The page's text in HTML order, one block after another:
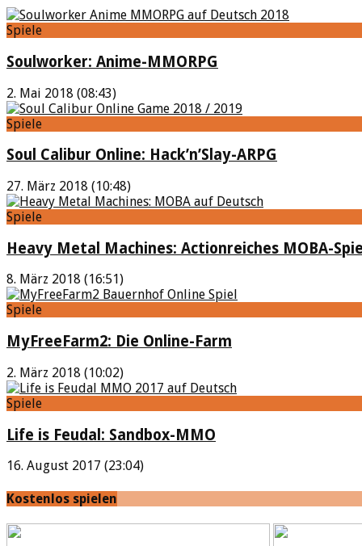
Spiele
Soulworker: Anime-MMORPG
2. Mai 2018 (08:43)
Spiele
Soul Calibur Online: Hack’n’Slay-ARPG
27. März 2018 (10:48)
Spiele
Heavy Metal Machines: Actionreiches MOBA-
8. März 2018 (16:51)
Spiele
MyFreeFarm2: Die Online-Farm
2. März 2018 (10:02)
Spiele
Life is Feudal: Sandbox-MMO
16. August 2017 (23:04)
Kostenlos spielen